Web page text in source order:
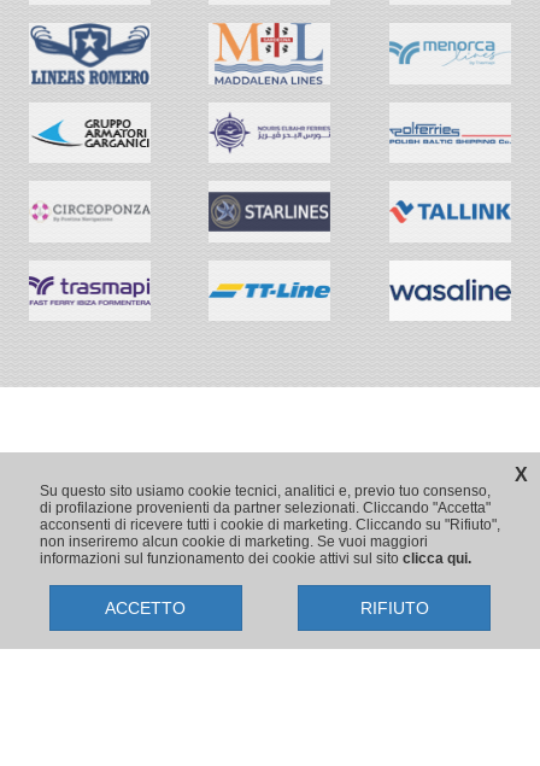
X
Su questo sito usiamo cookie tecnici, analitici e, previo tuo consenso,
di profilazione provenienti da partner selezionati. Cliccando "Accetta"
acconsenti di ricevere tutti i cookie di marketing. Cliccando su "Rifiuto",
non inseriremo alcun cookie di marketing. Se vuoi maggiori
informazioni sul funzionamento dei cookie attivi sul sito clicca qui.
ACCETTO RIFIUTO